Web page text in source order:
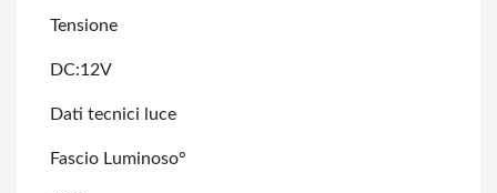
Tensione
DC:12V
Dati tecnici luce
Fascio Luminoso°